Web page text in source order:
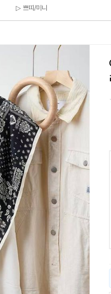
▷ 쁘띠/미니